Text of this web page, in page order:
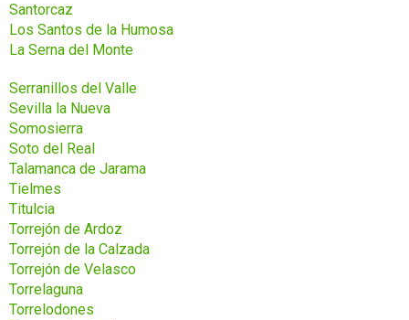
Santorcaz
Los Santos de la Humosa
La Serna del Monte
Serranillos del Valle
Sevilla la Nueva
Somosierra
Soto del Real
Talamanca de Jarama
Tielmes
Titulcia
Torrejón de Ardoz
Torrejón de la Calzada
Torrejón de Velasco
Torrelaguna
Torrelodones